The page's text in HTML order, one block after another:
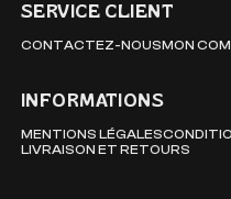
SERVICE CLIENT
CONTACTEZ-NOUSMON
INFORMATIONS
MENTIONS LÉGALES
LIVRAISON ET RETOURS